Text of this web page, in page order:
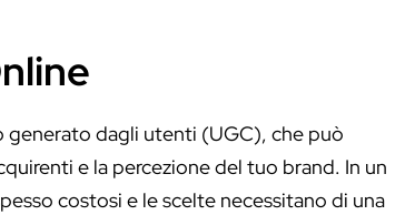
generato dagli utenti (UGC), che può
e la percezione del tuo brand. In un
costosi e le scelte necessitano di una